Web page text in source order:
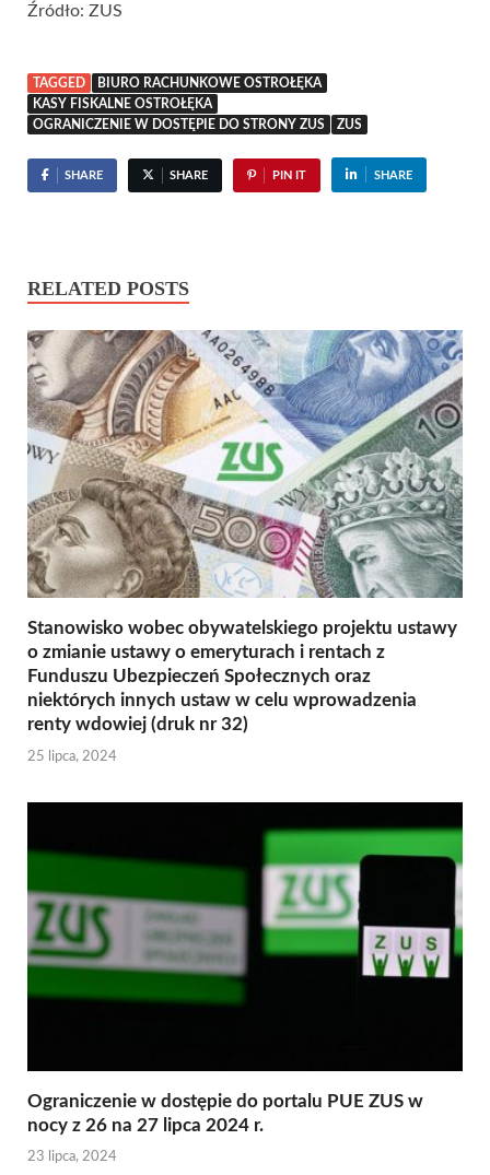
Źródło: ZUS
TAGGED
BIURO RACHUNKOWE OSTROŁĘKA
KASY FISKALNE OSTROŁĘKA
OGRANICZENIE W DOSTĘPIE DO STRONY ZUS
ZUS
SHARE SHARE PIN IT SHARE
RELATED POSTS
Stanowisko wobec obywatelskiego projektu ustawy
o zmianie ustawy o emeryturach i rentach z
Funduszu Ubezpieczeń Społecznych oraz
niektórych innych ustaw w celu wprowadzenia
renty wdowiej (druk nr 32)
25 lipca, 2024
Ograniczenie w dostępie do portalu PUE ZUS w
nocy z 26 na 27 lipca 2024 r.
23 lipca, 2024